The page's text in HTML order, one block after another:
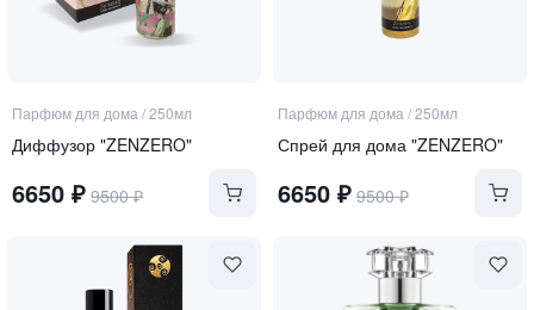
Парфюм для дома /250мл
Диффузор "ZENZERO"
6650 ₽ 9500₽
Парфюм для дома /250мл
Спрей для дома "ZENZERO"
6650₽ 9500₽